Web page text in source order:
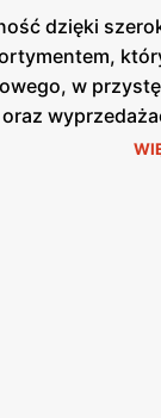
dzięki
w
oraz
co ułatwia
którzy
nowe